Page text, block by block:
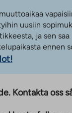
uusiin
ja sen
ennen
Kontakta oss